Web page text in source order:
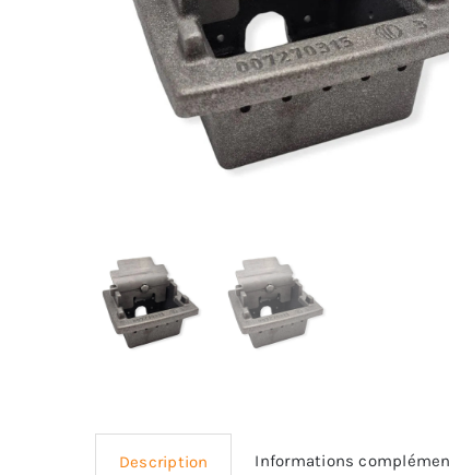
Description Informations